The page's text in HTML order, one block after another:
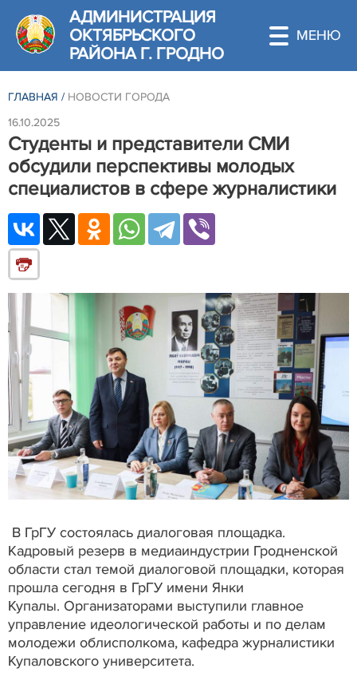
АДМИНИСТРАЦИЯ
ОКТЯБРЬСКОГО
РАЙОНА Г. ГРОДНО
ГЛАВНАЯ / НОВОСТИ ГОРОДА
16.10.2025
Студенты и представители СМИ
обсудили перспективы молодых
специалистов в сфере журналистики
В ГрГУ состоялась диалоговая площадка.
Кадровый резерв в медиаиндустрии Гродненской
области стал темой диалоговой площадки, которая
прошла сегодня в ГрГУ имени Янки
Купалы. Организаторами выступили главное
управление идеологической работы и по делам
молодежи облисполкома, кафедра журналистики
Купаловского университета.